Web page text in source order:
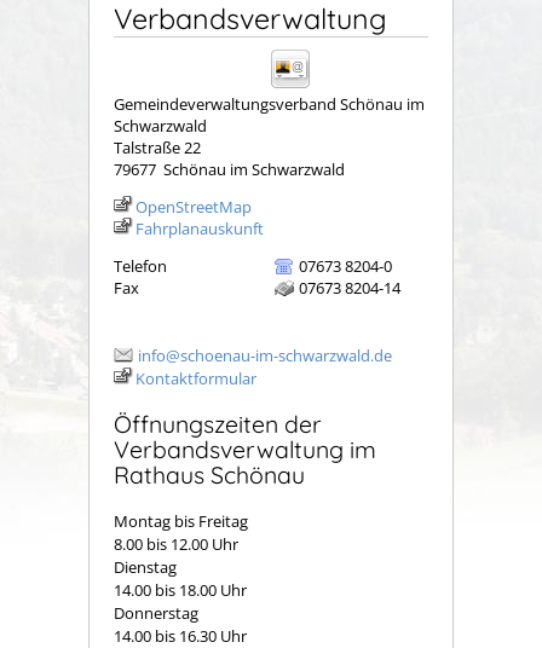
Verbandsverwaltung
Gemeindeverwaltungsverband Schönau im
Schwarzwald
Talstraße 22
79677 Schönau im Schwarzwald
OpenStreetMap
Fahrplanauskunft
Telefon
07673 8204-0
Fax
07673 8204-14
info@schoenau-im-schwarzwald.de
Kontaktformular
Öffnungszeiten der
Verbandsverwaltung im
Rathaus Schönau
Montag bis Freitag
8.00 bis 12.00 Uhr
Dienstag
14.00 bis 18.00 Uhr
Donnerstag
14.00 bis 16.30 Uhr